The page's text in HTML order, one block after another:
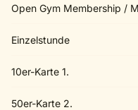
Open Gym Membership /
Einzelstunde
10er-Karte 1.
50er-Karte 2.